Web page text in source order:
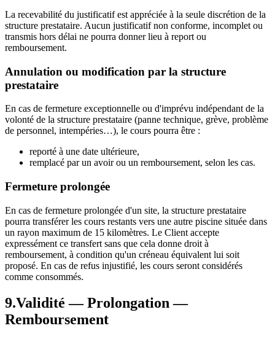
La recevabilité du justificatif est appréciée à la seule discrétion de la
structure prestataire. Aucun justificatif non conforme, incomplet ou
transmis hors délai ne pourra donner lieu à report ou
remboursement.
Annulation ou modification par la structure
prestataire
En cas de fermeture exceptionnelle ou d'imprévu indépendant de la
volonté de la structure prestataire (panne technique, grève, problème
de personnel, intempéries…), le cours pourra être :
reporté à une date ultérieure,
remplacé par un avoir ou un remboursement, selon les cas.
Fermeture prolongée
En cas de fermeture prolongée d'un site, la structure prestataire
pourra transférer les cours restants vers une autre piscine située dans
un rayon maximum de 15 kilomètres. Le Client accepte
expressément ce transfert sans que cela donne droit à
remboursement, à condition qu'un créneau équivalent lui soit
proposé. En cas de refus injustifié, les cours seront considérés
comme consommés.
9.Validité — Prolongation —
Remboursement